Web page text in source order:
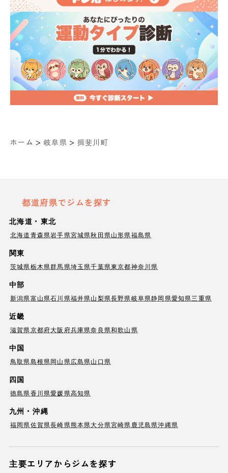
ホーム > 岐阜県 > 揖斐川町
都道府県でジムを探す
北海道・東北
北海道青森県岩手県宮城県秋田県山形県福島県
関東
茨城県栃木県群馬県埼玉県千葉県東京都神奈川県
中部
新潟県富山県石川県福井県山梨県長野県岐阜県静岡県愛知県三重県
近畿
滋賀県京都府大阪府兵庫県奈良県和歌山県
中国
鳥取県島根県岡山県広島県山口県
四国
徳島県香川県愛媛県高知県
九州・沖縄
福岡県佐賀県長崎県熊本県大分県宮崎県 鹿児島県沖縄県
主要エリアからジムを探す